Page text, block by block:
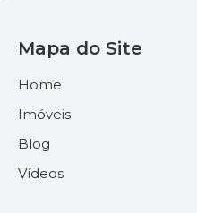
Mapa do Site
Home
Imóveis
Blog
Vídeos